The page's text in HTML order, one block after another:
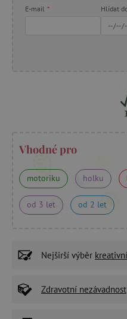
E-mail * Hlídat
Vhodné pro
motoriku holku
od 3 let od 2 let
Nejširší výběr
Zdravotní nezávadnost